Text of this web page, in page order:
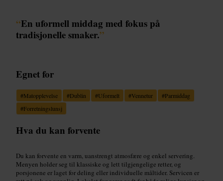
“En uformell middag med fokus på
tradisjonelle smaker.”
Egnet for
#Matopplevelse #Dublin #Uformelt #Vennetur #Parmiddag
#Forretningslunsj
Hva du kan forvente
Du kan forvente en varm, uanstrengt atmosfære og enkel servering.
Menyen holder seg til klassiske og lett tilgjengelige retter, og
porsjonene er laget for deling eller individuelle måltider. Servicen er